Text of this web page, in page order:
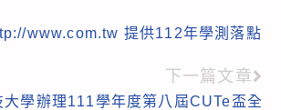
www.com.tw 提供112年學測落點
下一篇文章
大學辦理111學年度第八屆CUTe盃全